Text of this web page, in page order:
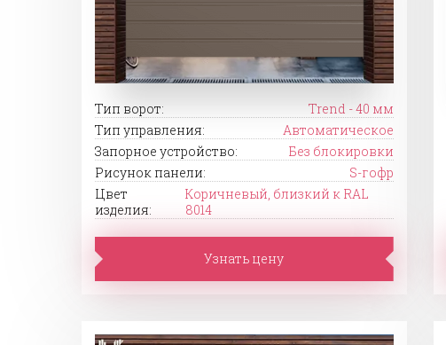
Тип ворот:
Trend - 40 мм
Тип управления:
Автоматическое
Запорное устройство:
Без блокировки
Рисунок панели:
S-гофр
Цвет
изделия:
Коричневый, близкий к RAL
8014
Узнать цену